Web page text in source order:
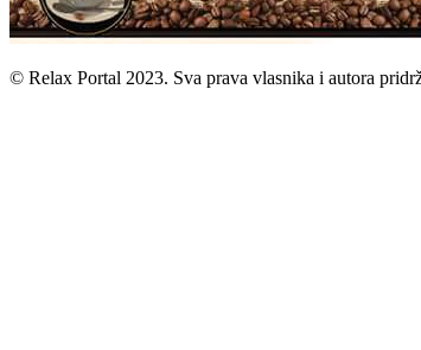
© Relax Portal 2023. Sva prava vlasnika i autora